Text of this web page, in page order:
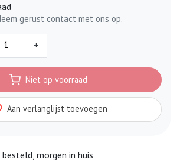
gerust contact met ons op.
+
Niet op voorraad
Aan verlanglijst toevoegen
besteld, morgen in huis